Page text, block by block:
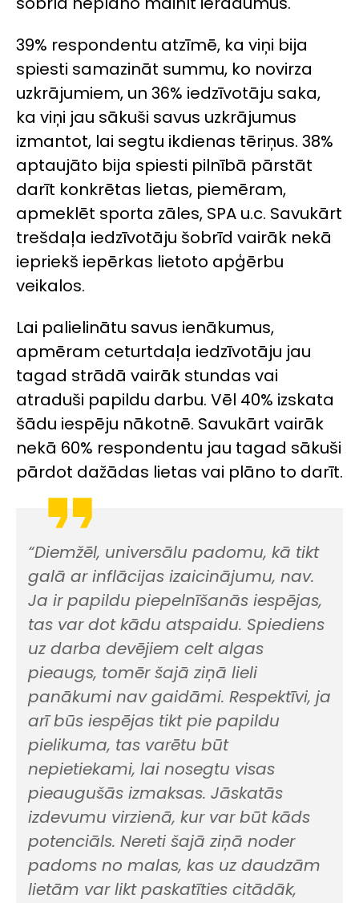
39% respondentu atzīmē, ka viņi bija
spiesti samazināt summu, ko novirza
uzkrājumiem, un 36% iedzīvotāju saka,
ka viņi jau sākuši savus uzkrājumus
izmantot, lai segtu ikdienas tēriņus. 38%
aptaujāto bija spiesti pilnībā pārstāt
darīt konkrētas lietas, piemēram,
apmeklēt sporta zāles, SPA u.c. Savukārt
trešdaļa iedzīvotāju šobrīd vairāk nekā
iepriekš iepērkas lietoto apģērbu
veikalos.
Lai palielinātu savus ienākumus,
apmēram ceturtdaļa iedzīvotāju jau
tagad strādā vairāk stundas vai
atraduši papildu darbu. Vēl 40% izskata
šādu iespēju nākotnē. Savukārt vairāk
nekā 60% respondentu jau tagad sākuši
pārdot dažādas lietas vai plāno to darīt.
“Diemžēl, universālu padomu, kā tikt
galā ar inflācijas izaicinājumu, nav.
Ja ir papildu piepelnīšanās iespējas,
tas var dot kādu atspaidu. Spiediens
uz darba devējiem celt algas
pieaugs, tomēr šajā ziņā lieli
panākumi nav gaidāmi. Respektīvi, ja
arī būs iespējas tikt pie papildu
pielikuma, tas varētu būt
nepietiekami, lai nosegtu visas
pieaugušās izmaksas. Jāskatās
izdevumu virzienā, kur var būt kāds
potenciāls. Nereti šajā ziņā noder
padoms no malas, kas uz daudzām
lietām var likt paskatīties citādāk,